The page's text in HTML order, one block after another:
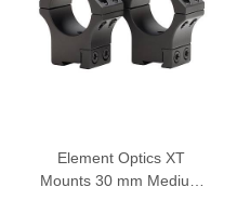
Element Optics XT
Mounts 30 mm Medium